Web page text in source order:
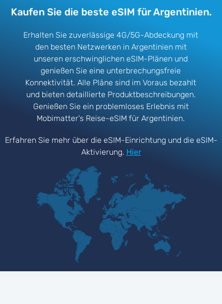
Kaufen Sie die beste eSIM für Argentinien.
Erhalten Sie zuverlässige 4G/5G-Abdeckung mit
den besten Netzwerken in Argentinien mit
unseren erschwinglichen eSIM-Plänen und
genießen Sie eine unterbrechungsfreie
Konnektivität. Alle Pläne sind im Voraus bezahlt
und bieten detaillierte Produktbeschreibungen.
Genießen Sie ein problemloses Erlebnis mit
Mobimatter's Reise-eSIM für Argentinien.
Erfahren Sie mehr über die eSIM-Einrichtung und die eSIM-
Aktivierung. Hier